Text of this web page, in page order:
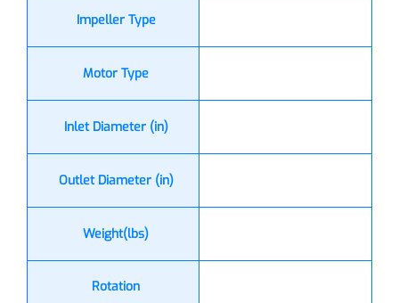
Impeller Type
Motor Type
Inlet Diameter (in)
Outlet Diameter (in)
Weight(lbs)
Rotation